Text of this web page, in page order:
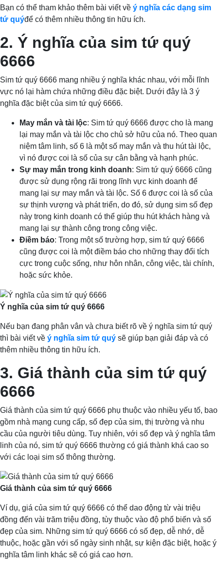
Bạn có thể tham khảo thêm bài viết về ý nghĩa các dạng sim
tứ quýđể có thêm nhiều thông tin hữu ích.
2. Ý nghĩa của sim tứ quý
6666
Sim tứ quý 6666 mang nhiều ý nghĩa khác nhau, với mỗi lĩnh
vực nó lại hàm chứa những điều đặc biệt. Dưới đây là 3 ý
nghĩa đặc biệt của sim tứ quý 6666.
May mắn và tài lộc: Sim tứ quý 6666 được cho là mang
lại may mắn và tài lộc cho chủ sở hữu của nó. Theo quan
niệm tâm linh, số 6 là một số may mắn và thu hút tài lộc,
vì nó được coi là số của sự cân bằng và hạnh phúc.
Sự may mắn trong kinh doanh: Sim tứ quý 6666 cũng
được sử dụng rộng rãi trong lĩnh vực kinh doanh để
mang lại sự may mắn và tài lộc. Số 6 được coi là số của
sự thịnh vượng và phát triển, do đó, sử dụng sim số đẹp
này trong kinh doanh có thể giúp thu hút khách hàng và
mang lại sự thành công trong công việc.
Điềm báo: Trong một số trường hợp, sim tứ quý 6666
cũng được coi là một điềm báo cho những thay đổi tích
cực trong cuộc sống, như hôn nhân, công việc, tài chính,
hoặc sức khỏe.
Ý nghĩa của sim tứ quý 6666
Nếu bạn đang phân vân và chưa biết rõ về ý nghĩa sim tứ quý
thì bài viết về ý nghĩa sim tứ quý sẽ giúp bạn giải đáp và có
thêm nhiều thông tin hữu ích.
3. Giá thành của sim tứ quý
6666
Giá thành của sim tứ quý 6666 phụ thuộc vào nhiều yếu tố, bao
gồm nhà mạng cung cấp, số đẹp của sim, thị trường và nhu
cầu của người tiêu dùng. Tuy nhiên, với số đẹp và ý nghĩa tâm
linh của nó, sim tứ quý 6666 thường có giá thành khá cao so
với các loại sim số thông thường.
Giá thành của sim tứ quý 6666
Ví dụ, giá của sim tứ quý 6666 có thể dao động từ vài triệu
đồng đến vài trăm triệu đồng, tùy thuộc vào độ phổ biến và số
đẹp của sim. Những sim tứ quý 6666 có số đẹp, dễ nhớ, dễ
thuộc, hoặc gần với số ngày sinh nhật, sự kiện đặc biệt, hoặc ý
nghĩa tâm linh khác sẽ có giá cao hơn.